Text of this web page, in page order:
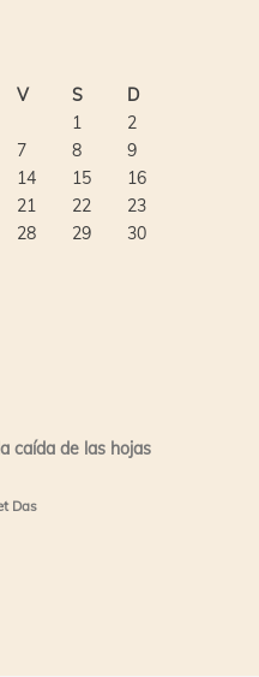
V S
D
1
2
7 8
9
14 15
16
21 22
23
28 29
30
caída de las hojas
Das